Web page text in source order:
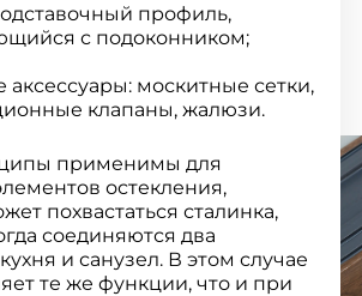
профиль,
с подоконником;
аксессуары: москитные сетки,
клапаны, жалюзи.
применимы для
остекления,
похвастаться сталинка,
соединяются два
и санузел. В этом случае
те же функции, что и при